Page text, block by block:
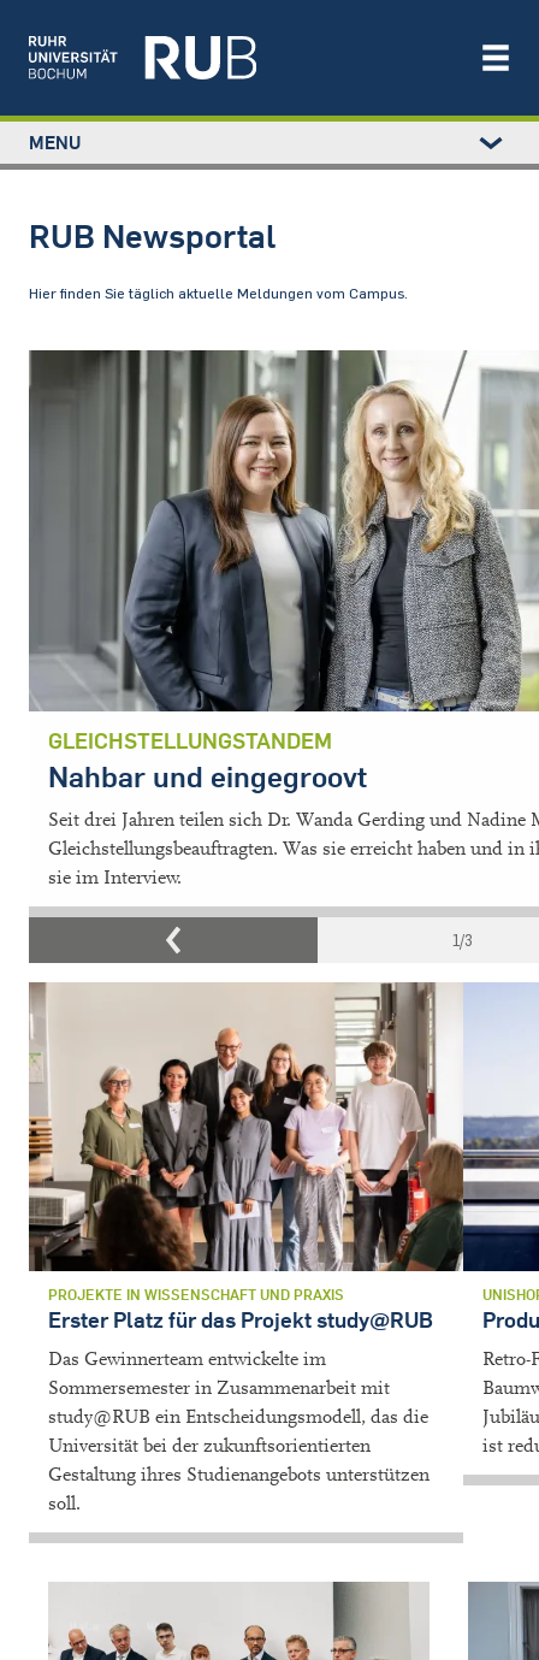
Main
STUDIUM
TRANSFER
ÜBER UNS
Left
study
menu
MENU
RUB Newsportal
Hier finden Sie täglich aktuelle Meldungen vom Campus.
GLEICHSTELLUNGSTANDEM
Nahbar und eingegroovt
Seit drei Jahren teilen sich Dr. Wanda Gerding und Nadine
Gleichstellungsbeauftragten. Was sie erreicht haben und
sie im Interview.
1/3
PROJEKTE IN WISSENSCHAFT UND PRAXIS
Erster Platz für das Projekt study@RUB
Das Gewinnerteam entwickelte im
Sommersemester in Zusammenarbeit mit
study@RUB ein Entscheidungsmodell, das die
Universität bei der zukunftsorientierten
Gestaltung ihres Studienangebots unterstützen
soll.
ist